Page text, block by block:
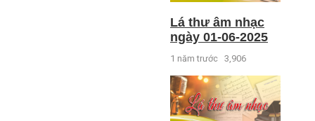
Lá thư âm nhạc
ngày 01-06-2025
1 năm trước 3,906